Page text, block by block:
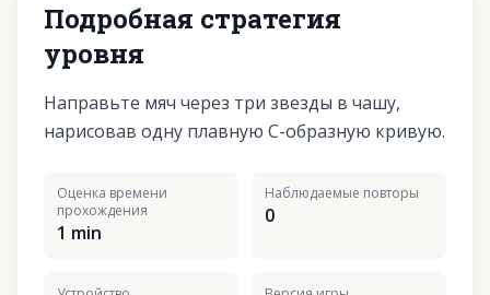
Подробная стратегия
уровня
Направьте мяч через три звезды в чашу,
нарисовав одну плавную С-образную кривую.
Оценка времени
прохождения
1 min
Наблюдаемые повторы
0